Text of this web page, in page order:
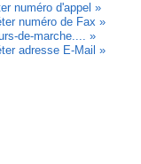
numéro d'appel »
numéro de Fax »
de-marche.... »
adresse E-Mail »